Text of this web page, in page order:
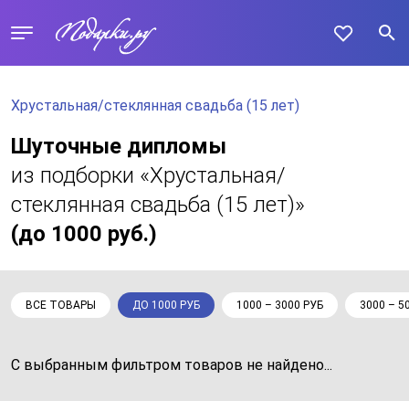
Хрустальная/стеклянная свадьба (15 лет)
Шуточные дипломы
из подборки «Хрустальная/
стеклянная свадьба (15 лет)»
(до 1000 руб.)
ВСЕ ТОВАРЫ ДО 1000 РУБ 1000 – 3000 РУБ 3000 –
С выбранным фильтром товаров не найдено...